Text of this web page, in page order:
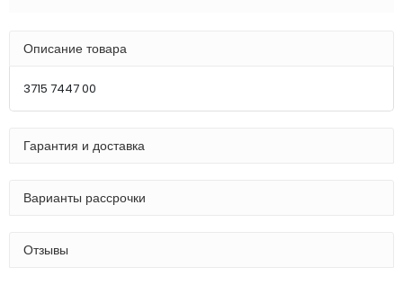
Описание товара
3715 7447 00
Гарантия и доставка
Варианты рассрочки
Отзывы